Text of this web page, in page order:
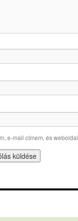
e-mail címem, és